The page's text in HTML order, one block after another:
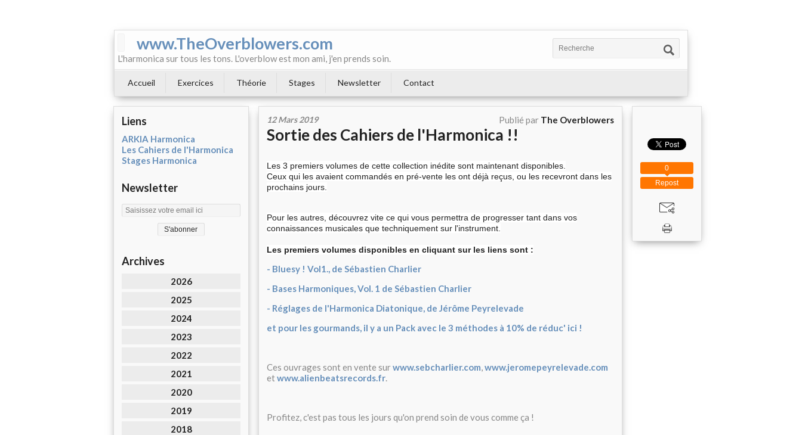
www.TheOverblowers.com
L'harmonica sur tous les tons. L'overblow est mon ami, j'en prends soin.
Accueil Exercices Théorie Stages Newsletter Contact
Liens
ARKIA Harmonica
Les Cahiers de l'Harmonica
Stages Harmonica
Newsletter
Archives
2026
2025
2024
2023
2022
2021
2020
2019
2018
12 Mars 2019 Publié par The Overblowers
Sortie des Cahiers de l'Harmonica !!
Les 3 premiers volumes de cette collection inédite sont maintenant disponibles.
Ceux qui les avaient commandés en pré-vente les ont déjà reçus, ou les recevront dans les
prochains jours.
Pour les autres, découvrez vite ce qui vous permettra de progresser tant dans vos
connaissances musicales que techniquement sur l'instrument.
Les premiers volumes disponibles en cliquant sur les liens sont :
- Bluesy ! Vol1., de Sébastien Charlier
- Bases Harmoniques, Vol. 1 de Sébastien Charlier
- Réglages de l'Harmonica Diatonique, de Jérôme Peyrelevade
et pour les gourmands, il y a un Pack avec le 3 méthodes à 10% de réduc' ici !
Ces ouvrages sont en vente surwww.sebcharlier.com,www.jeromepeyrelevade.com
etwww.alienbeatsrecords.fr.
Profitez, c'est pas tous les jours qu'on prend soin de vous comme ça !
Repost
0